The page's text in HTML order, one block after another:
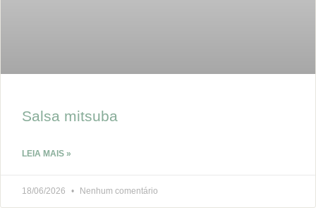
Salsa mitsuba
LEIA MAIS »
18/06/2026 Nenhum comentário